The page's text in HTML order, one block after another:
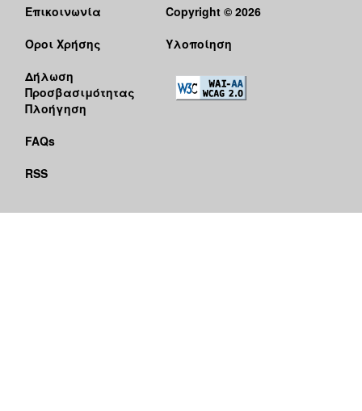
Επικοινωνία
Όροι Χρήσης
Δήλωση
Προσβασιμότητας
Πλοήγηση
FAQs
RSS
Copyright © 2026
Υλοποίηση